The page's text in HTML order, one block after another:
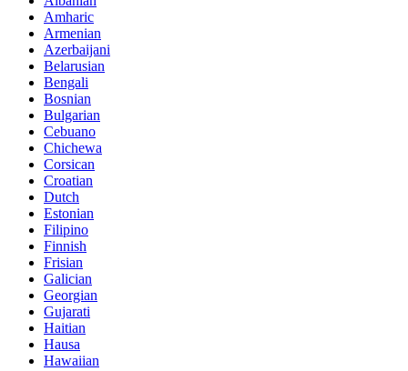
Amharic
Armenian
Azerbaijani
Belarusian
Bengali
Bosnian
Bulgarian
Cebuano
Chichewa
Corsican
Croatian
Dutch
Estonian
Filipino
Finnish
Frisian
Galician
Georgian
Gujarati
Haitian
Hausa
Hawaiian